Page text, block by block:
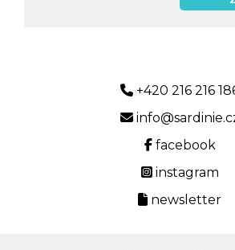
+420 216 216
facebook
instagram
newsletter